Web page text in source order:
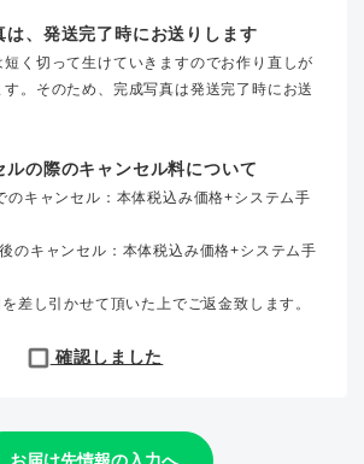
は、発送完了時にお送りします
く切って生けていきますのでお作り直しが
。そのため、完成写真は発送完了時にお送
の際のキャンセル料について
のキャンセル：本体税込み価格+システム手
のキャンセル：本体税込み価格+システム手
差し引かせて頂いた上でご返金致します。
確認しました